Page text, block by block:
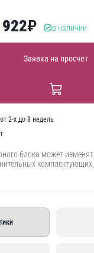
₽ в наличии
Заявка на просчет
2-х до 8 недель
блока может